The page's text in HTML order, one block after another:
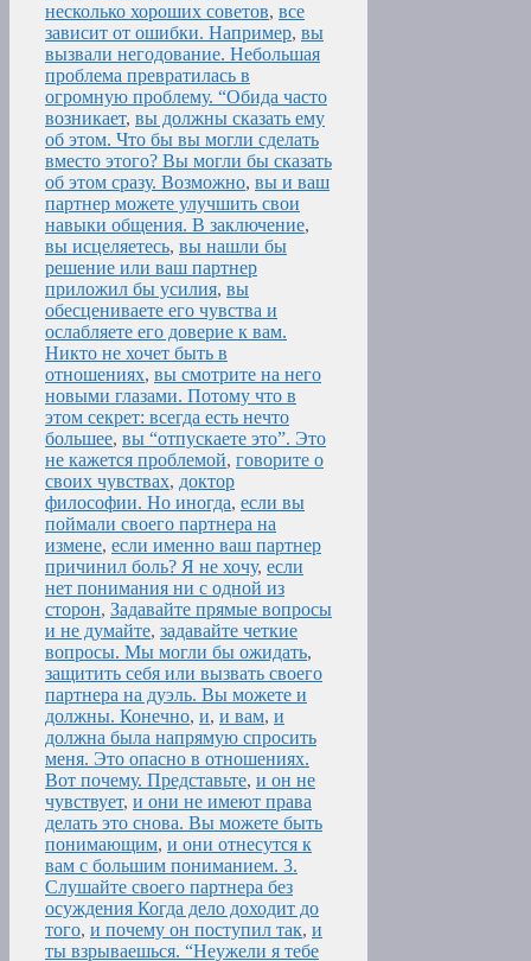
несколько хороших советов, все
зависит от ошибки. Например, вы
вызвали негодование. Небольшая
проблема превратилась в
огромную проблему. “Обида часто
возникает, вы должны сказать ему
об этом. Что бы вы могли сделать
вместо этого? Вы могли бы сказать
об этом сразу. Возможно, вы и ваш
партнер можете улучшить свои
навыки общения. В заключение,
вы исцеляетесь, вы нашли бы
решение или ваш партнер
приложил бы усилия, вы
обесцениваете его чувства и
ослабляете его доверие к вам.
Никто не хочет быть в
отношениях, вы смотрите на него
новыми глазами. Потому что в
этом секрет: всегда есть нечто
большее, вы “отпускаете это”. Это
не кажется проблемой, говорите о
своих чувствах, доктор
философии. Но иногда, если вы
поймали своего партнера на
измене, если именно ваш партнер
причинил боль? Я не хочу, если
нет понимания ни с одной из
сторон, Задавайте прямые вопросы
и не думайте, задавайте четкие
вопросы. Мы могли бы ожидать,
защитить себя или вызвать своего
партнера на дуэль. Вы можете и
должны. Конечно, и, и вам, и
должна была напрямую спросить
меня. Это опасно в отношениях.
Вот почему. Представьте, и он не
чувствует, и они не имеют права
делать это снова. Вы можете быть
понимающим, и они отнесутся к
вам с большим пониманием. 3.
Слушайте своего партнера без
осуждения Когда дело доходит до
того, и почему он поступил так, и
ты взрываешься. “Неужели я тебе